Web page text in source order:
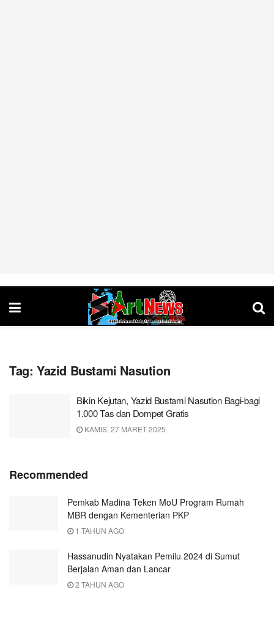
Tag: Yazid Bustami Nasution
Bikin Kejutan, Yazid Bustami Nasution Bagi-bagi
1.000 Tas dan Dompet Gratis
KAMIS, 27 MARET 2025
Recommended
Pemkab Madina Teken MoU Program Rumah
MBR dengan Kementerian PKP
1 TAHUN AGO
Hassanudin Nyatakan Pemilu 2024 di Sumut
Berjalan Aman dan Lancar
2 TAHUN AGO